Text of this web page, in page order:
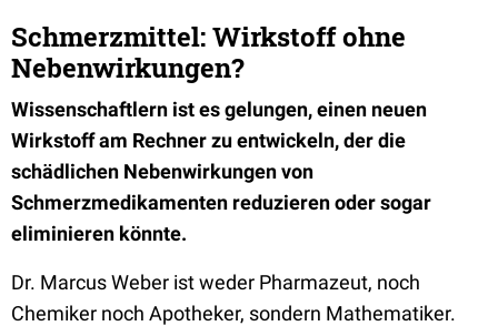
Schmerzmittel: Wirkstoff ohne
Nebenwirkungen?
Wissenschaftlern ist es gelungen, einen neuen
Wirkstoff am Rechner zu entwickeln, der die
schädlichen Nebenwirkungen von
Schmerzmedikamenten reduzieren oder sogar
eliminieren könnte.
Dr. Marcus Weber ist weder Pharmazeut, noch
Chemiker noch Apotheker, sondern Mathematiker.